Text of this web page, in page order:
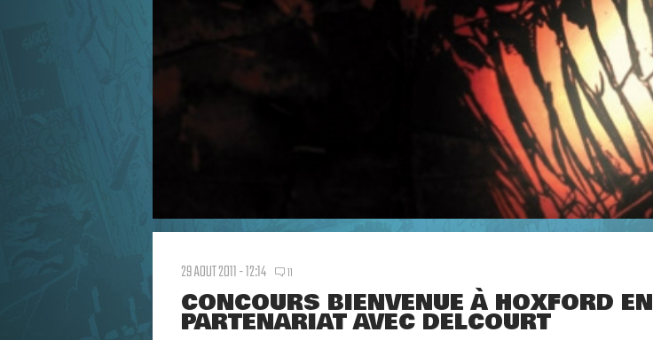
29 AOUT 2011 - 12:14 11
CONCOURS BIENVENUE À HOXFORD EN
PARTENARIAT AVEC DELCOURT